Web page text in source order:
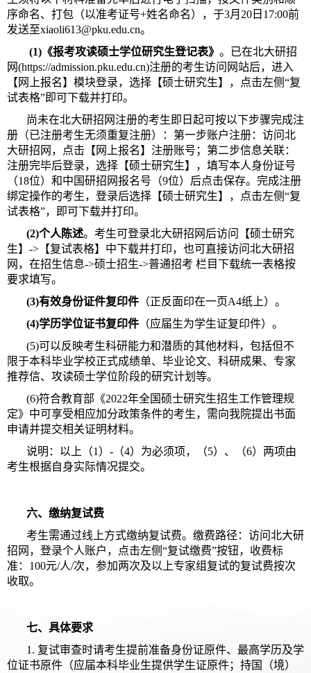
序命名、打包（以准考证号+姓名命名），于3月20日17:00前
发送至xiaoli613@pku.edu.cn。
(1)《报考攻读硕士学位研究生登记表》 。已在北大研招
网(https://admission.pku.edu.cn)注册的考生访问网站后，进入
【网上报名】模块登录，选择【硕士研究生】，点击左侧“复
试表格”即可下载并打印。
尚未在北大研招网注册的考生即日起可按以下步骤完成注
册（已注册考生无须重复注册）：第一步账户注册：访问北
大研招网，点击【网上报名】注册账号；第二步信息关联：
注册完毕后登录，选择【硕士研究生】，填写本人身份证号
（18位）和中国研招网报名号（9位）后点击保存。完成注册
绑定操作的考生，登录后选择【硕士研究生】，点击左侧“复
试表格”，即可下载并打印。
(2)个人陈述。考生可登录北大研招网后访问【硕士研究
生】->【复试表格】中下载并打印，也可直接访问北大研招
网，在招生信息->硕士招生->普通招考 栏目下载统一表格按
要求填写。
(3)有效身份证件复印件 （正反面印在一页A4纸上）。
(4)学历学位证书复印件 （应届生为学生证复印件）。
(5)可以反映考生科研能力和潜质的其他材料，包括但不
限于本科毕业学校正式成绩单、毕业论文、科研成果、专家
推荐信、攻读硕士学位阶段的研究计划等。
(6)符合教育部《2022年全国硕士研究生招生工作管理规
定》中可享受相应加分政策条件的考生，需向我院提出书面
申请并提交相关证明材料。
说明：以上（1）-（4）为必须项，（5）、（6）两项由
考生根据自身实际情况提交。
六、缴纳复试费
考生需通过线上方式缴纳复试费。缴费路径：访问北大研
招网，登录个人账户，点击左侧“复试缴费”按钮，收费标
准：100元/人/次，参加两次及以上专家组复试的复试费按次
收取。
七、具体要求
1. 复试审查时请考生提前准备身份证原件、最高学历及学
位证书原件（应届本科毕业生提供学生证原件；持国（境）